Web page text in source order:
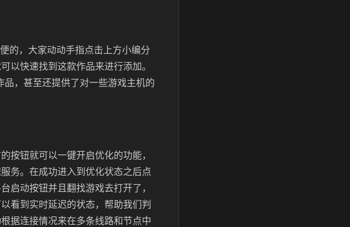
的，大家动动手指点击上方小编分
以快速找到这款作品来进行添加。
，甚至还提供了对一些游戏主机的
按钮就可以一键开启优化的功能，
务。在成功进入到优化状态之后点
启动按钮并且翻找游戏去打开了，
看到实时延迟的状态，帮助我们判
据连接情况来在多条线路和节点中